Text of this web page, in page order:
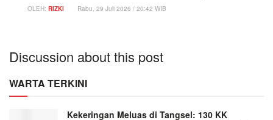
OLEH: RIZKI Rabu, 29 Juli 2026 / 20:42 WIB
Discussion about this post
WARTA TERKINI
Kekeringan Meluas di Tangsel: 130 KK